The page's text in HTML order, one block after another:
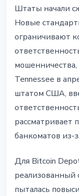
Штаты начали
Новые
ограничивают
Tennessee в
штатом США,
рассматривает
банкоматов из-
Для Bitcoin
реализованный
пыталась